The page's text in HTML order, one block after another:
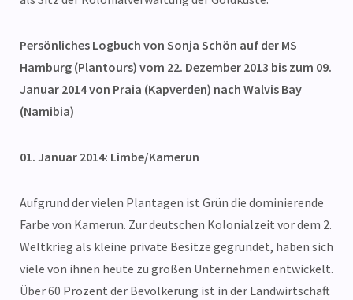
Persönliches Logbuch von Sonja Schön auf der MS
Hamburg (Plantours) vom 22. Dezember 2013 bis zum 09.
Januar 2014 von Praia (Kapverden) nach Walvis Bay
(Namibia)
01. Januar 2014: Limbe/Kamerun
Aufgrund der vielen Plantagen ist Grün die dominierende
Farbe von Kamerun. Zur deutschen Kolonialzeit vor dem 2.
Weltkrieg als kleine private Besitze gegründet, haben sich
viele von ihnen heute zu großen Unternehmen entwickelt.
Über 60 Prozent der Bevölkerung ist in der Landwirtschaft